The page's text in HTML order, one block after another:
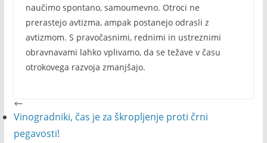
naučimo spontano, samoumevno. Otroci ne
prerastejo avtizma, ampak postanejo odrasli z
avtizmom. S pravočasnimi, rednimi in ustreznimi
obravnavami lahko vplivamo, da se težave v času
otrokovega razvoja zmanjšajo.
Vinogradniki, čas je za škropljenje proti črni
pegavosti!